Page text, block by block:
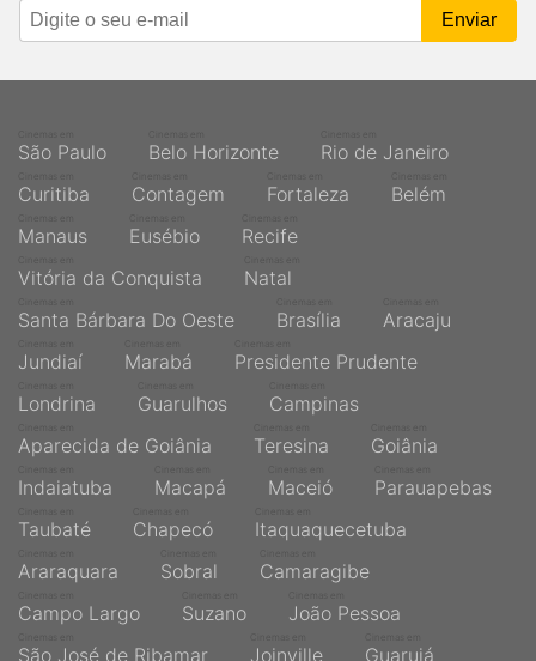
São Paulo Belo Horizonte Rio de Janeiro
Curitiba Contagem Fortaleza Belém
Manaus Eusébio Recife
Vitória da Conquista Natal
Santa Bárbara Do Oeste Brasília Aracaju
Jundiaí Marabá Presidente Prudente
Londrina Guarulhos Campinas
Aparecida de Goiânia Teresina Goiânia
Indaiatuba Macapá Maceió Parauapebas
Taubaté Chapecó Itaquaquecetuba
Araraquara Sobral Camaragibe
Campo Largo Suzano João Pessoa
São José de Ribamar Joinville Guarujá